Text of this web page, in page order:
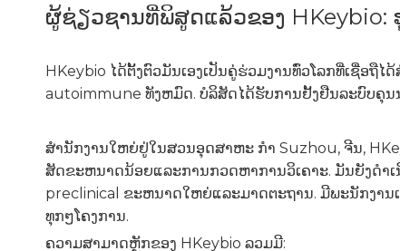
ຜູ້ຊ່ຽວຊານທີ່ພິສູດແລ້ວຂອງ
HKeybio ໄດ້ຕັ້ງຕົວມັນເອງເປັນຄູ່ຮ່ວມງານທົ່ວໂລກທີ່ເຊື່ອ
autoimmune ທັງຫມົດ. ບໍລິສັດໄດ້ຮັບການຢັ້ງຢືນລະບົບຄຸ
ສໍານັກງານໃຫຍ່ຢູ່ໃນສວນອຸດສາຫະ ກຳ Suzhou, ຈີນ,
ສັດຂະຫນາດນ້ອຍແລະການກວດຫາການວິເຄາະ. ມັນຍັງດໍາ
preclinical ຂະຫນາດໃຫຍ່ແລະມາດຕະຖານ. ມີພະນັກງານ
ທຸກໆໂຄງການ.
ຄວາມສາມາດຫຼັກຂອງ HKeybio ລວມມີ: